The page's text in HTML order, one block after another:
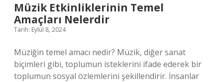
Müzik Etkinliklerinin Temel
Amaçları Nelerdir
Tarih: Eylül 8, 2024
Müziğin temel amacı nedir? Müzik, diğer sanat
biçimleri gibi, toplumun isteklerini ifade ederek bir
toplumun sosyal özlemlerini şekillendirir. İnsanlar